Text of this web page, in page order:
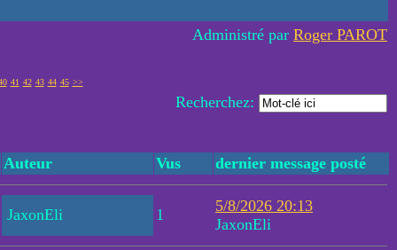
Administré par Roger PAROT
41 42 43 44 45 >>
Recherchez:
Auteur Vus dernier message posté
JaxonEli 1
5/8/2026 20:13
JaxonEli